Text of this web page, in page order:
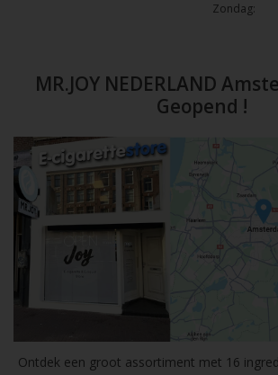
Zondag:
MR.JOY NEDERLAND
Geopend !
Ontdek een groot assortiment met 16